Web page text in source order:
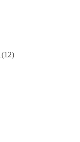
(12)